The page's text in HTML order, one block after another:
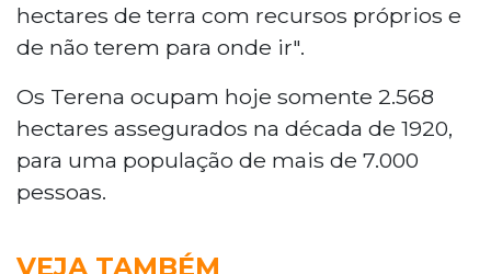
hectares de terra com recursos próprios e
de não terem para onde ir".
Os Terena ocupam hoje somente 2.568
hectares assegurados na década de 1920,
para uma população de mais de 7.000
pessoas.
VEJA TAMBÉM